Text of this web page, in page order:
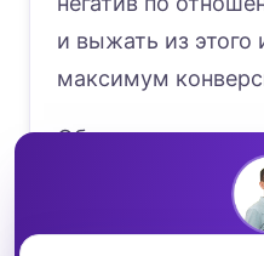
и выжать из этого
максимум
Общая тенденция
агрессии и
заботы и пользы.